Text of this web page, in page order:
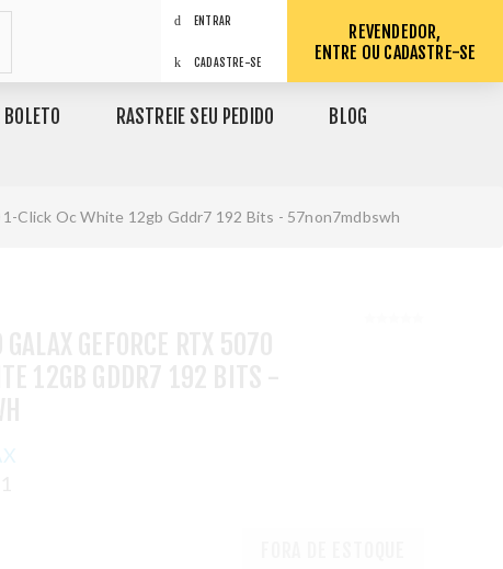
ENTRAR
CADASTRE-SE
REVENDEDOR,
ENTRE OU CADASTRE-SE
RASTREIE SEU PEDIDO BLOG
Click Oc White 12gb Gddr7 192 Bits - 57non7mdbswh